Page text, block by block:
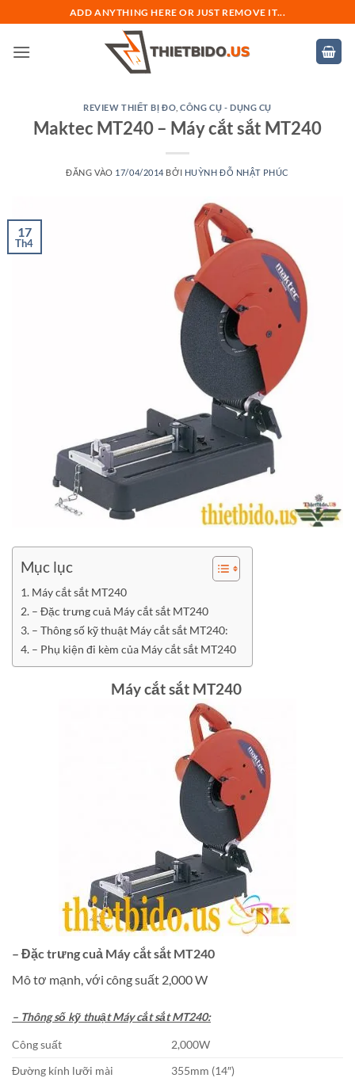
qua
nội
ADD ANYTHING HERE OR JUST REMOVE IT...
REVIEW THIẾT BỊ ĐO ,CÔNG CỤ - DỤNG CỤ
Maktec MT240 – Máy cắt sắt MT240
ĐĂNG VÀO 17/04/2014 BỞI HUỲNH ĐỖ NHẬT PHÚC
17
Th4
Mục lục
Máy cắt sắt MT240
– Đặc trưng cuả Máy cắt sắt MT240
– Thông số kỹ thuật Máy cắt sắt MT240:
– Phụ kiện đi kèm của Máy cắt sắt MT240
Máy cắt sắt MT240
– Đặc trưng cuả Máy cắt sắt MT240
Mô tơ mạnh, với công suất 2,000 W
– Thông số kỹ thuật Máy cắt sắt MT240:
Công suất
2,000W
Đường kính lưỡi mài
355mm (14″)